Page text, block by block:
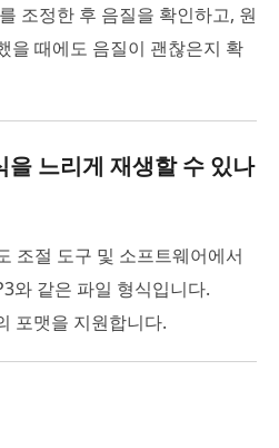
조정한 후 음질을 확인하고, 원
을 때에도 음질이 괜찮은지 확
을 느리게 재생할 수 있나
조절 도구 및 소프트웨어에서
와 같은 파일 형식입니다.
포맷을 지원합니다.